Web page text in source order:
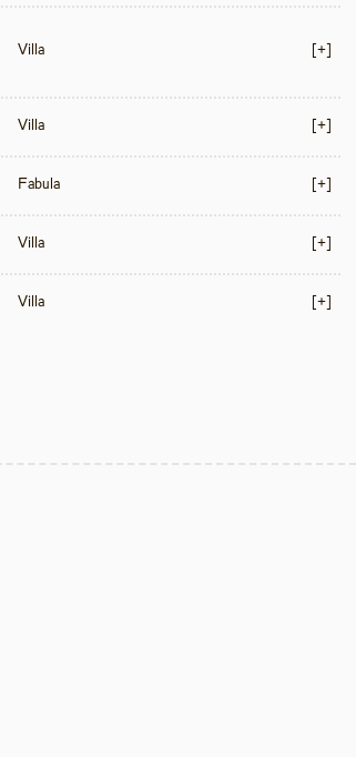
Villa [+]
Villa [+]
Fabula [+]
Villa [+]
Villa [+]